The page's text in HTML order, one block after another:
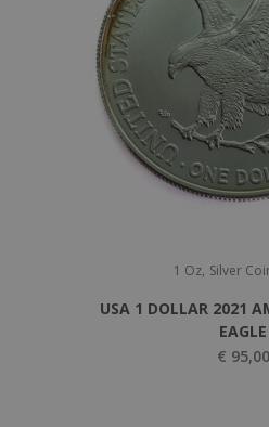
1 Oz, Silver
USA 1 DOLLAR 2021
EAGLE
€ 95,00